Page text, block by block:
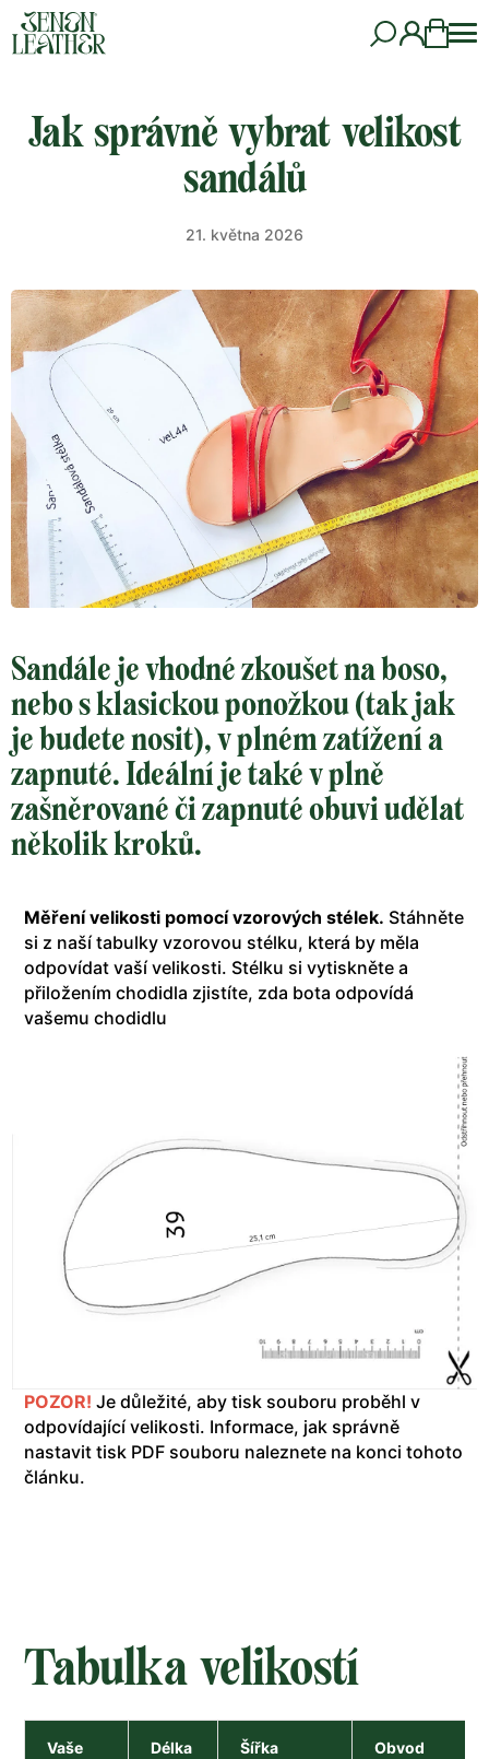
Jak správně vybrat velikost
sandálů
21. května 2026
Sandále je vhodné zkoušet na boso,
nebo s klasickou ponožkou (tak jak
je budete nosit), v plném zatížení a
zapnuté. Ideální je také v plně
zašněrované či zapnuté obuvi udělat
několik kroků.
Měření velikosti pomocí vzorových stélek. Stáhněte
si z naší tabulky vzorovou stélku, která by měla
odpovídat vaší velikosti. Stélku si vytiskněte a
přiložením chodidla zjistíte, zda bota odpovídá
vašemu chodidlu
POZOR! Je důležité, aby tisk souboru proběhl v
odpovídající velikosti. Informace, jak správně
nastavit tisk PDF souboru naleznete na konci tohoto
článku.
Tabulka velikostí
Vaše
Délka
Šířka
Obvod